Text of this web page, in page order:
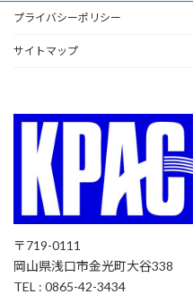
プライバシーポリシー
サイトマップ
〒719-0111
岡山県浅口市金光町大谷338
TEL : 0865-42-3434